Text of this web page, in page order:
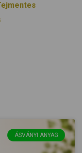
ÁSVÁNYI ANYAG